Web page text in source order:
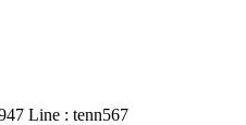
Line : tenn567